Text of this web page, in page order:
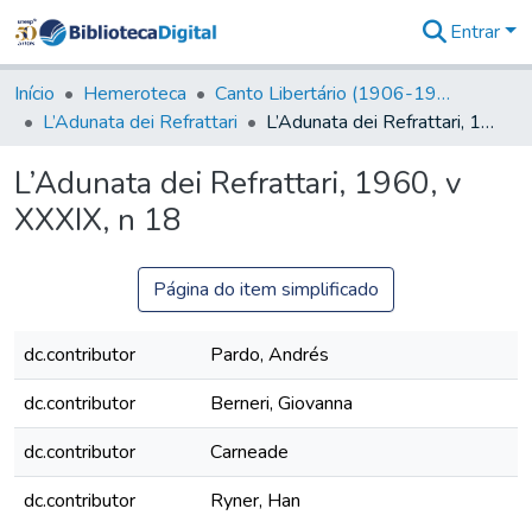
&
Coleções
Tudo na
Digital
Entrar
Início Hemeroteca
Canto Libertário (1906-1995)
L’Adunata dei Refrattari
L’Adunata dei Refrattari, 1960, v XXXIX, n 18
L’Adunata dei Refrattari, 1960, v
XXXIX, n 18
Página do item simplificado
dc.contributor
Pardo, Andrés
dc.contributor
Berneri, Giovanna
dc.contributor
Carneade
dc.contributor
Ryner, Han